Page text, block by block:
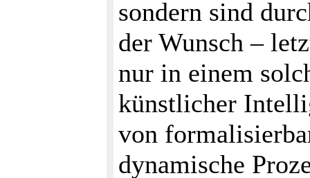
sondern sind
der Wunsch –
nur in einem
künstlicher
von
dynamische